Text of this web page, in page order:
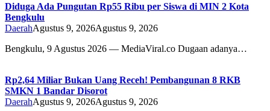
Diduga Ada Pungutan Rp55 Ribu per Siswa di MIN 2 Kota
Bengkulu
DaerahAgustus 9, 2026Agustus 9, 2026
Bengkulu, 9 Agustus 2026 — MediaViral.co Dugaan adanya…
Rp2,64 Miliar Bukan Uang Receh! Pembangunan 8 RKB
SMKN 1 Bandar Disorot
DaerahAgustus 9, 2026Agustus 9, 2026